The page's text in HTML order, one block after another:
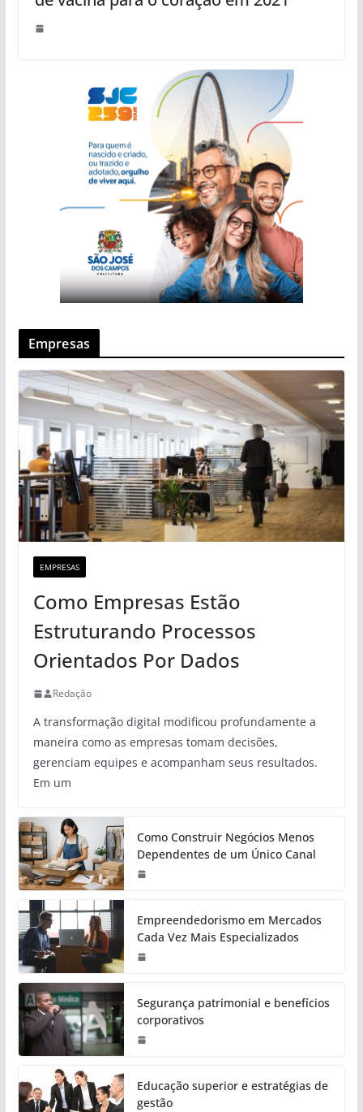
Empresas
EMPRESAS
Como Empresas Estão
Estruturando Processos
Orientados Por Dados
Redação
A transformação digital modificou profundamente a
maneira como as empresas tomam decisões,
gerenciam equipes e acompanham seus resultados.
Em um
Como Construir Negócios Menos
Dependentes de um Único Canal
Empreendedorismo em Mercados
Cada Vez Mais Especializados
Segurança patrimonial e benefícios
corporativos
Educação superior e estratégias de
gestão